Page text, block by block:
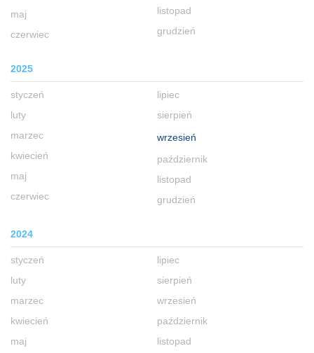
maj
czerwiec
listopad
grudzień
2025
styczeń
luty
marzec
kwiecień
maj
czerwiec
lipiec
sierpień
wrzesień
październik
listopad
grudzień
2024
styczeń
luty
marzec
kwiecień
maj
lipiec
sierpień
wrzesień
październik
listopad